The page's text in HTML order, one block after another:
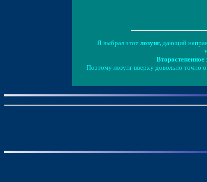
Я выбрал этот лозунг, дающий
Второстепенное
Поэтому лозунг вверху довольно точно